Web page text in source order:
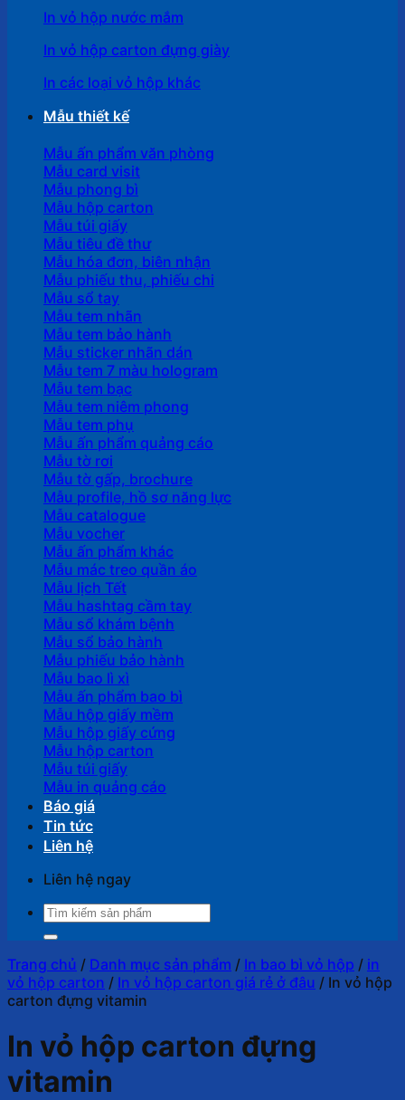
In vỏ hộp nước mắm
In vỏ hộp carton đựng giày
In các loại vỏ hộp khác
Mẫu thiết kế
Mẫu ấn phẩm văn phòng
Mẫu card visit
Mẫu phong bì
Mẫu hộp carton
Mẫu túi giấy
Mẫu tiêu đề thư
Mẫu hóa đơn, biên nhận
Mẫu phiếu thu, phiếu chi
Mẫu sổ tay
Mẫu tem nhãn
Mẫu tem bảo hành
Mẫu sticker nhãn dán
Mẫu tem 7 màu hologram
Mẫu tem bạc
Mẫu tem niêm phong
Mẫu tem phụ
Mẫu ấn phẩm quảng cáo
Mẫu tờ rơi
Mẫu tờ gấp, brochure
Mẫu profile, hồ sơ năng lực
Mẫu catalogue
Mẫu vocher
Mẫu ấn phẩm khác
Mẫu mác treo quần áo
Mẫu lịch Tết
Mẫu hashtag cầm tay
Mẫu sổ khám bệnh
Mẫu sổ bảo hành
Mẫu phiếu bảo hành
Mẫu bao lì xì
Mẫu ấn phẩm bao bì
Mẫu hộp giấy mềm
Mẫu hộp giấy cứng
Mẫu hộp carton
Mẫu túi giấy
Mẫu in quảng cáo
Báo giá
Tin tức
Liên hệ
Liên hệ ngay
Tìm
kiếm:
Trang chủ / Danh mục sản phẩm / In bao bì vỏ hộp / in
vỏ hộp carton / In vỏ hộp carton giá rẻ ở đâu / In vỏ hộp
carton đựng vitamin
In vỏ hộp carton đựng
vitamin